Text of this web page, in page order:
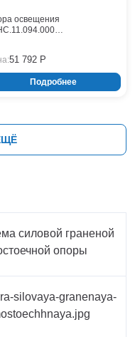
освещения
51 792 Р
Подробнее
силовой граненой
опоры